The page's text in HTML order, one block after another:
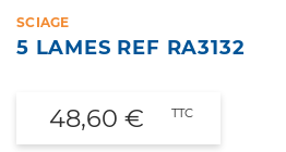
SCIAGE
5 LAMES REF RA3132
48,60 € TTC